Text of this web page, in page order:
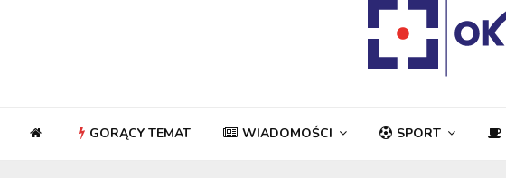
GORĄCY TEMAT WIADOMOŚCI SPORT